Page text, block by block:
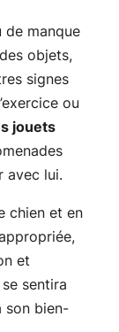
de manque
objets,
signes
ou
jouets
avec lui.
chien et en
et
sentira
son bien-